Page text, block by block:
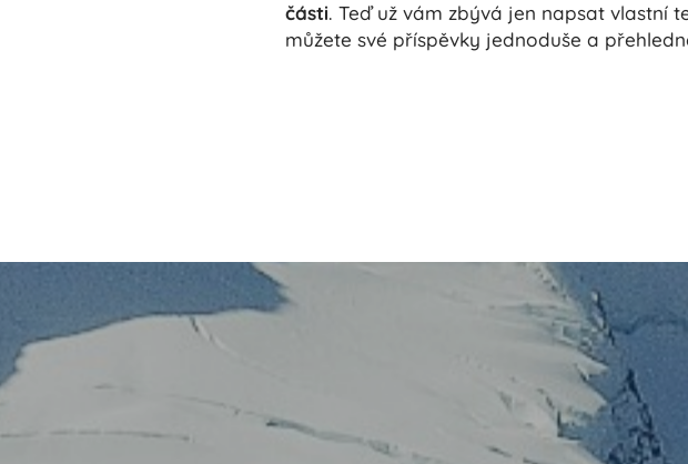
části. Teď už vám zbývá jen napsat vlastní
můžete své příspěvky jednoduše a